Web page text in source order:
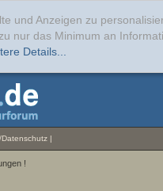
und Anzeigen zu
nur das Minimum an
Details...
Datenschutz |
!